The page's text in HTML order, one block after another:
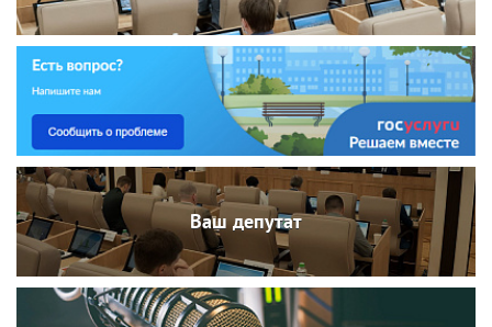
Ваш депутат